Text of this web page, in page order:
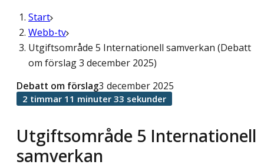
Start
Webb-tv
Utgiftsområde 5 Internationell samverkan (Debatt
om förslag 3 december 2025)
Utgiftsområde 5 Internationell
samverkan
Debatt om förslag3 december 2025
2 timmar 11 minuter 33 sekunder